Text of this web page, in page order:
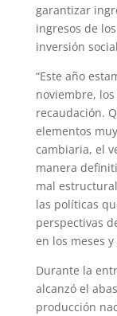
garantizar
ingresos de
inversión
“Este año
noviembre,
recaudación.
elementos
cambiaria, el
manera
mal
las políticas
perspectivas
en los meses
Durante la
alcanzó el
producción